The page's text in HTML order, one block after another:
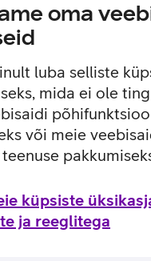
oma
luba selliste
mida ei ole
või meie
küpsiste
ja reeglitega
teiste uudistega